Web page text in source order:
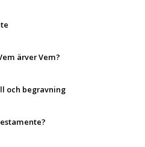
ärver Vem?
och begravning